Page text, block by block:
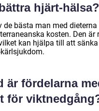
hjärt-hälsa?
de bästa man med
kosten. Den
kan hjälpa till att
är fördelarna
för